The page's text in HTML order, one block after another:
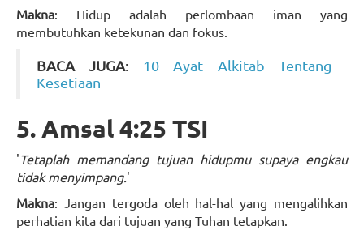
Makna: Hidup adalah perlombaan iman yang
membutuhkan ketekunan dan fokus.
BACA JUGA:
10 Ayat Alkitab Tentang
Kesetiaan
5. Amsal 4:25 TSI
'Tetaplah memandang tujuan hidupmu supaya engkau
tidak menyimpang.'
Makna: Jangan tergoda oleh hal-hal yang mengalihkan
perhatian kita dari tujuan yang Tuhan tetapkan.